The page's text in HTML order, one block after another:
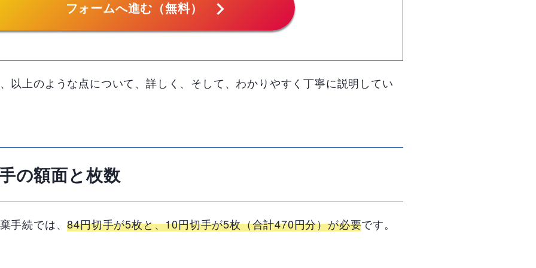
フォームへ進む（無料） chevron_right
以上のような点について、詳しく、そして、わかりやすく丁寧に説明してい
の額面と枚数
手続では、84円切手が5枚と、10円切手が5枚（合計470円分）が必要です。